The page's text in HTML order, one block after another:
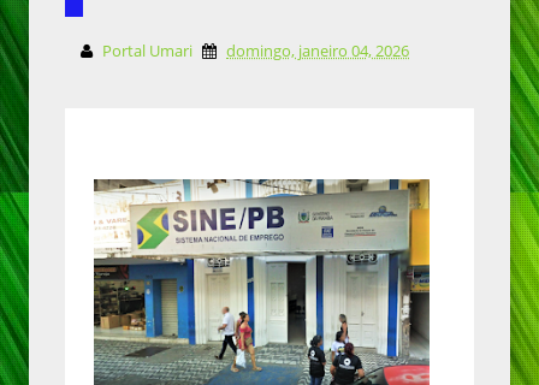
Portal Umari domingo, janeiro 04, 2026